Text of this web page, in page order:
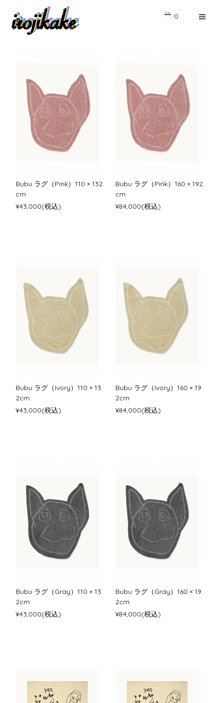
0
Bubu ラグ（Pink）110 × 132
cm
¥43,000(税込)
Bubu ラグ（Pink）160 × 192
cm
¥84,000(税込)
Bubu ラグ（Ivory）110 × 13
2cm
¥43,000(税込)
Bubu ラグ（Ivory）160 × 19
2cm
¥84,000(税込)
Bubu ラグ（Gray）110 × 13
2cm
¥43,000(税込)
Bubu ラグ（Gray）160 × 19
2cm
¥84,000(税込)